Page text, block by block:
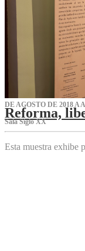
DE AGOSTO DE 2018 A
Reforma,
Sala Siglo XX
Esta muestra exhibe